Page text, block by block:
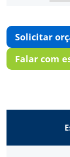
Solicitar
Falar com